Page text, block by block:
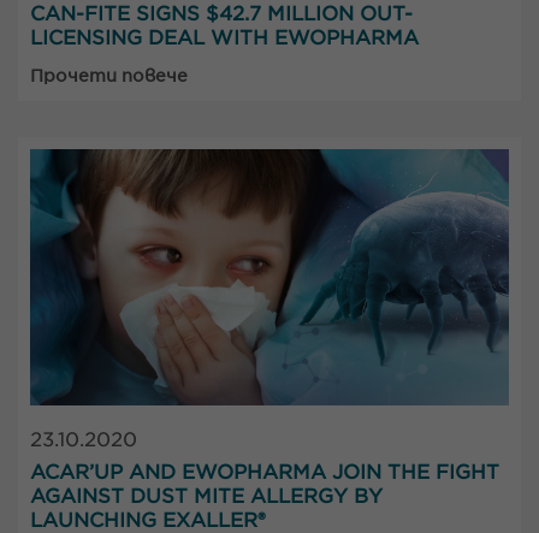
CAN-FITE SIGNS $42.7 MILLION OUT-
LICENSING DEAL WITH EWOPHARMA
Прочети повече
23.10.2020
ACAR’UP AND EWOPHARMA JOIN THE FIGHT
AGAINST DUST MITE ALLERGY BY
LAUNCHING EXALLER®